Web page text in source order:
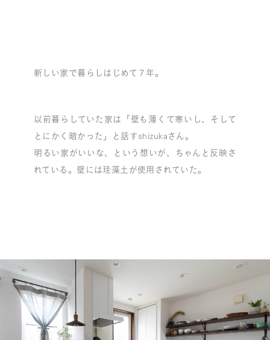
新しい家で暮らしはじめて７年。
以前暮らしていた家は「壁も薄くて寒いし、そして
とにかく暗かった」と話すshizukaさん。
明るい家がいいな、という想いが、ちゃんと反映さ
れている。壁には珪藻土が使用されていた。